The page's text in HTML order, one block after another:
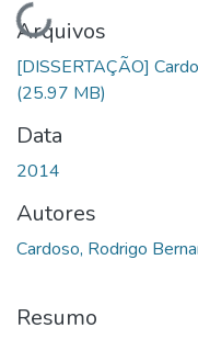
Carregando...
Arquivos
[DISSERTAÇÃO]
(25.97 MB)
Data
2014
Autores
Cardoso, Rodrigo
Resumo